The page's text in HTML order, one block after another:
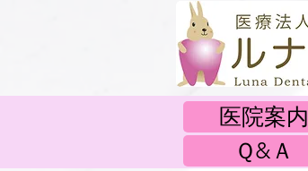
医院案内
Ｑ&Ａ